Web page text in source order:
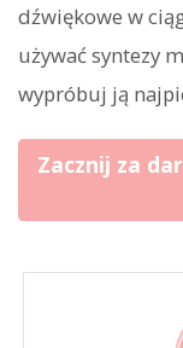
dźwiękowe w
używać syntezy
wypróbuj ją
Zacznij za